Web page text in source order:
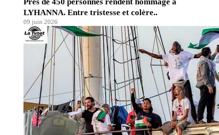
LYHANNA. Entre tristesse et colère..
09 juin 2026